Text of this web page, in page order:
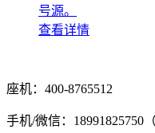
号源。
查看详情
座机：400-8765512
手机/微信：18991825750